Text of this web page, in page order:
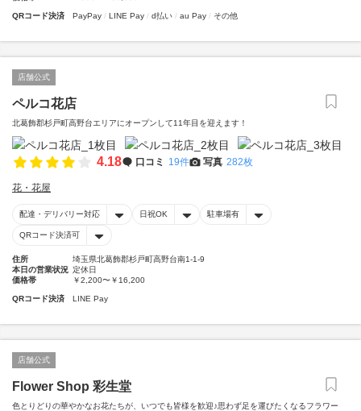
QRコード決済 PayPay LINE Pay d払い au Pay その他
店舗公式
ペルコ花店
北葛飾郡杉戸町高野台エリアにオープンして11年目を迎えます！
4.18 口コミ 19件 写真 282枚
花・花屋
配達・デリバリー対応 日祝OK 駐車場有
QRコード決済可
住所
埼玉県北葛飾郡杉戸町高野台南1-1-9
本日の営業状況 定休日
価格帯
￥2,200〜￥16,200
QRコード決済 LINE Pay
店舗公式
Flower Shop 彩生堂
色とりどりの華やかなお花たちが、いつでも皆様を歓迎♪思わず足を運びたくなるフラワー